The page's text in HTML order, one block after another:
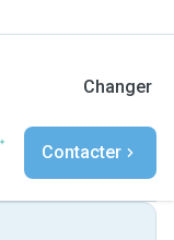
Changer
Contacter